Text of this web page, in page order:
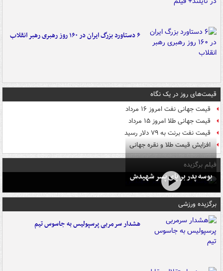
۶ دستاورد بزرگ ایران در ۱۶۰ روز رهبری رهبر انقلاب
قیمت‌های روز در یک نگاه
قیمت جهانی نفت امروز ۱۶ مرداد
قیمت جهانی طلا امروز ۱۵ مرداد
قیمت نفت برنت به ۷۹ دلار رسید
افزایش قیمت طلا و نقره جهانی
فیلم برگزیده
بوسه‌ پدر بر پای پسر شهیدش
برگزیده ورزشی
هشدار سرمربی پرسپولیس به جاسوس تیم